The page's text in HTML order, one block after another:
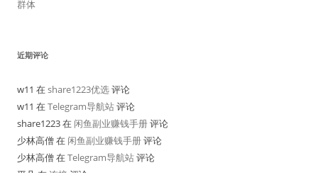
群体
近期评论
w11 在share1223优选评论
w11 在Telegram导航站评论
share1223 在 闲鱼副业赚钱手册评论
少林高僧 在 闲鱼副业赚钱手册评论
少林高僧 在Telegram导航站评论